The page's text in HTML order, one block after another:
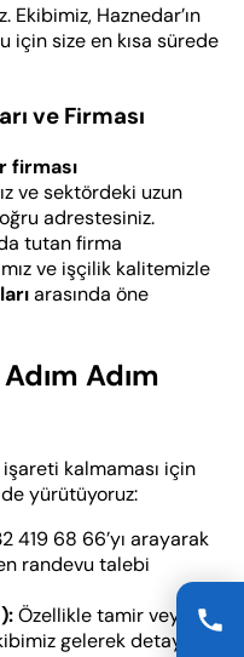
Ekibimiz, Haznedar’ın
için size en kısa sürede
ve Firması
firması
ve sektördeki uzun
adrestesiniz.
tutan firma
ve işçilik kalitemizle
arasında öne
Adım
kalmaması için
yürütüyoruz:
419 68 66’yı arayarak
randevu talebi
Özellikle tamir veya
gelerek detaylı